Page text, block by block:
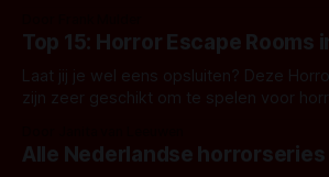
Top 15: Horror Escape Rooms
Laat jij je wel eens opsluiten? Deze
zijn zeer geschikt om te spelen voor
Alle Nederlandse